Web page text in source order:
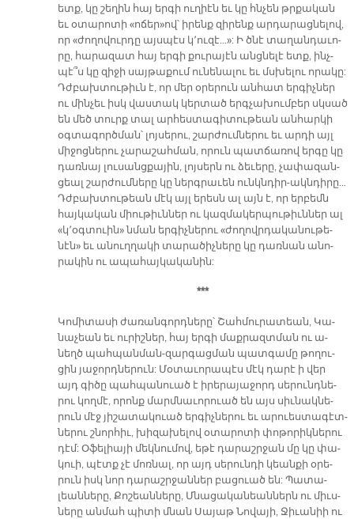
ետք, կը շե­ղին հայ եր­գի ու­ղիէն եւ կը հնչեն թրքա­կան
եւ օ­տա­րո­տի «ո­ճեր»ով՝ ի­րենք զի­րենք ար­դա­րաց­նե­լով,
որ «ժո­ղո­վուր­դը այս­պէս կ՚ու­զէ…»: Ի ծնէ տա­ղան­դա­ւո­
րը, հա­րա­զատ հայ եր­գի քու­րա­յէն անց­նե­լէ ետք, ինչ­
պէ՞ս կը զի­ջի սայ­թա­քում ու­նե­նա­լու եւ մսխե­լու ո­րա­կը:
Դժբախ­տու­թիւն է, որ մեր օ­րե­րուն ան­հատ եր­գիչ­ներ
ու մին­չեւ իսկ վաս­տակ կեր­տած երգ­չա­խում­բեր սկսած
են մեծ տուրք տալ ար­հես­տա­գի­տու­թեան ան­հար­կի
օգ­տա­գործ­ման՝ լոյ­սե­րու, շար­ժում­նե­րու եւ ար­դի այլ
մի­ջոց­նե­րու չա­րա­շահ­ման, ո­րուն պատ­ճա­ռով եր­գը կը
դառ­նայ լու­սանց­քա­յին, լոյ­սերն ու ձե­ւե­րը, չա­փա­զան­
ցեալ շար­ժում­նե­րը կը ներգ­րա­ւեն ունկն­դիր-ակն­դի­րը…
Դժբախ­տու­թեան մէկ այլ ե­րեսն ալ այն է, որ եր­բեմն
հայ­կա­կան միու­թիւն­ներ ու կազ­մա­կեր­պու­թիւն­ներ ալ
«կ՚օգ­տուին» նման եր­գիչ­նե­րու «ժո­ղովր­դա­կա­նու­թե­
նէն» եւ ա­նուղ­ղա­կի տա­րա­ծիչ­նե­րը կը դառ­նան ա­նո­
րա­կին ու ա­պա­հայ­կա­կա­նին:
***
Կո­մի­տա­սի ժա­ռան­գորդ­նե­րը՝ Շահ­մու­րա­տեան, Կա­
նա­չեան եւ ու­րիշ­ներ, հայ եր­գի մաք­րազտ­ման ու ա­
նեղծ պահ­պան­ման-զար­գաց­ման պատ­գա­մը թո­ղու­
ցին յա­ջորդ­նե­րուն: Մօ­տա­ւո­րա­պէս մէկ դա­րէ ի վեր
այդ գի­ծը պահ­պա­նուած է ի­րե­րա­յա­ջորդ սե­րունդ­նե­
րու կող­մէ, ո­րոնք մարմ­նա­ւո­րուած են այս սիւ­նակ­նե­
րուն մէջ յի­շա­տա­կուած եր­գիչ­նե­րու եւ ա­րուես­տա­գէտ­
նե­րու շնոր­հիւ, խի­զա­խե­լով օ­տա­րո­տի փո­թո­րիկ­նե­րու
դէմ: Օ­ֆե­լիա­յի մեկ­նու­մով, ե­թէ դա­րաշր­ջան մը կը փա­
կուի, պէտք չէ մոռ­նալ, որ այդ սե­րուն­դի կեան­քի օ­րե­
րուն իսկ նոր դա­րաշր­ջան­ներ բա­ցուած են: Պա­տա­
լեան­նե­րը, Քո­շեան­նե­րը, Մնա­ցա­կա­նեան­ներն ու միւս­
նե­րը ան­մահ պի­տի մնան Սա­յաթ Նո­վա­յի, Ջի­ւա­նիի ու